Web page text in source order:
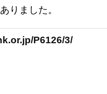
りました。
P6126/3/